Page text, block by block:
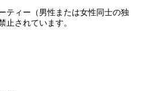
ティー（男性または女性同士の独
止されています。